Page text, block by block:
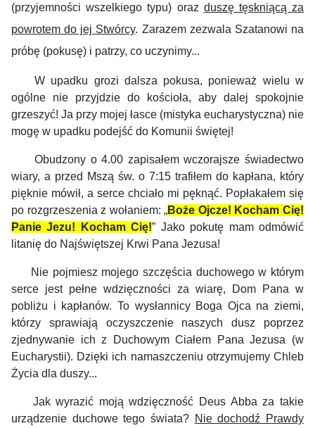
(przyjemności wszelkiego typu) oraz duszę tęskniącą za
powrotem do jej Stwórcy. Zarazem zezwala Szatanowi na
próbę (pokusę) i patrzy, co uczynimy...
W upadku grozi dalsza pokusa, ponieważ wielu w
ogólne nie przyjdzie do kościoła, aby dalej spokojnie
grzeszyć! Ja przy mojej łasce (mistyka eucharystyczna) nie
mogę w upadku podejść do Komunii świętej!
Obudzony o 4.00 zapisałem wczorajsze świadectwo
wiary, a przed Mszą św. o 7:15 trafiłem do kapłana, który
pięknie mówił, a serce chciało mi pęknąć. Popłakałem się
po rozgrzeszenia z wołaniem: „Boże Ojcze! Kocham Cię!
Panie Jezu! Kocham Cię!” Jako pokutę mam odmówić
litanię do Najświętszej Krwi Pana Jezusa!
Nie pojmiesz mojego szczęścia duchowego w którym
serce jest pełne wdzięczności za wiarę, Dom Pana w
pobliżu i kapłanów. To wysłannicy Boga Ojca na ziemi,
którzy sprawiają oczyszczenie naszych dusz poprzez
zjednywanie ich z Duchowym Ciałem Pana Jezusa (w
Eucharystii). Dzięki ich namaszczeniu otrzymujemy Chleb
Życia dla duszy...
Jak wyrazić moją wdzięczność Deus Abba za takie
urządzenie duchowe tego świata? Nie dochodź Prawdy